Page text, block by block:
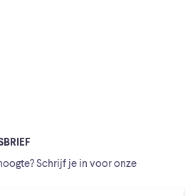
Schrijf je in voor onze